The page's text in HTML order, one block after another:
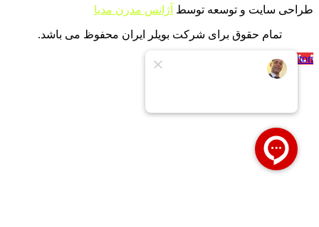
طراحی سایت و توسعه توسط آژانس مدرن مدیا
تمام حقوق برای شرکت بویلر ایران محفوظ می باشد.
Call Now Button